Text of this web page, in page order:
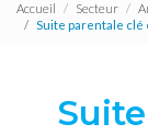
Accueil Secteur
Suite parentale